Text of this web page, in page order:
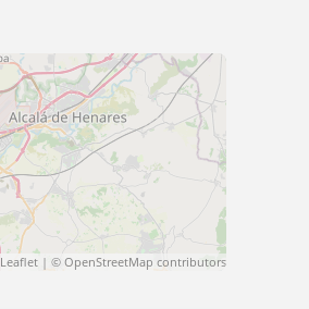
Leaflet| © OpenStreetMap contributors